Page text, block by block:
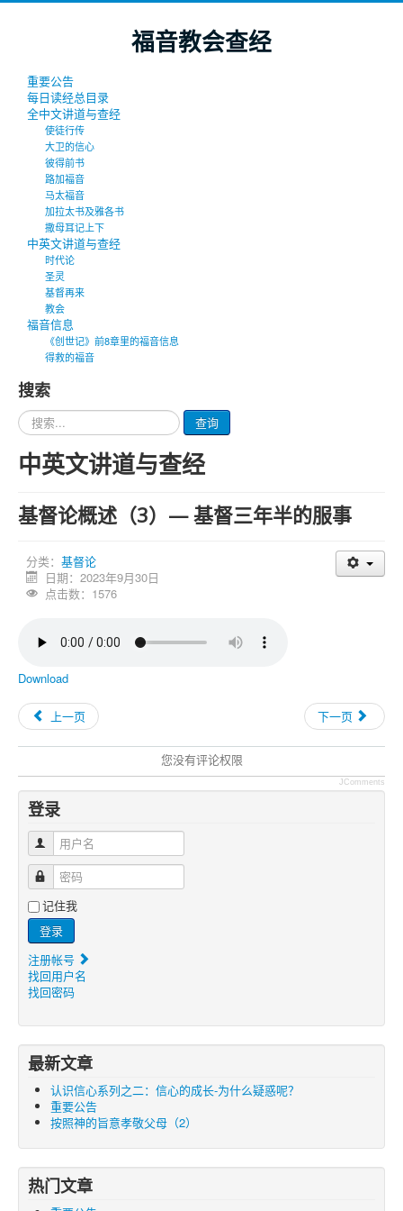
福音教会查经
重要公告
每日读经总目录
全中文讲道与查经
使徒行传
大卫的信心
彼得前书
路加福音
马太福音
加拉太书及雅各书
撒母耳记上下
中英文讲道与查经
时代论
圣灵
基督再来
教会
福音信息
《创世记》前8章里的福音信息
得救的福音
搜索
请
输
入
要
的
查询
中英文讲道与查经
基督论概述（3）— 基督三年半的服事
分类： 基督论
日期：2023年9月30日
点击数：1576
Download
上一页 下一页
您没有评论权限
JComments
登录
用户名
密码
记住我
登录
注册帐号
找回用户名
找回密码
最新文章
认识信心系列之二：信心的成长-为什么疑惑呢？
重要公告
按照神的旨意孝敬父母（2）
热门文章